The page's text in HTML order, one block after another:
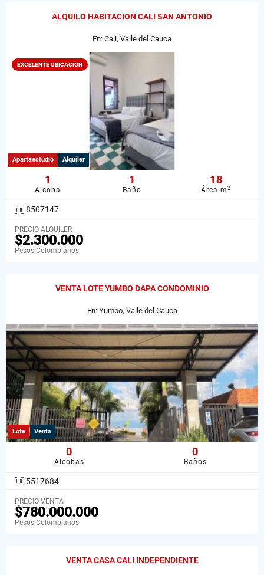
ALQUILO HABITACION CALI SAN ANTONIO
En: Cali, Valle del Cauca
EXCELENTE UBICACION
Apartaestudio Alquiler
1
Alcoba
1
Baño
18
Área m2
8507147
PRECIO ALQUILER
$2.300.000
Pesos Colombianos
VENTA LOTE YUMBO DAPA CONDOMINIO
En: Yumbo, Valle del Cauca
Lote Venta
0
Alcobas
0
Baños
5517684
PRECIO VENTA
$780.000.000
Pesos Colombianos
VENTA CASA CALI INDEPENDIENTE